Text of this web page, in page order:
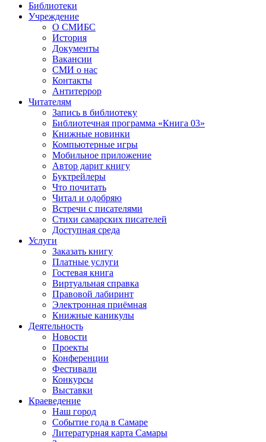
Библиотеки
Учреждение
О СМИБС
История
Документы
Вакансии
СМИ о нас
Контакты
Антитеррор
Читателям
Запись в библиотеку
Библиотечная программа «Книга 03»
Книжные новинки
Компьютерные игры
Мобильное приложение
Автор дарит книгу
Буктрейлеры
Что почитать
Читал и одобряю
Встречи с писателями
Стихи самарских писателей
Доступная среда
Услуги
Заказать книгу
Платные услуги
Гостевая книга
Виртуальная справка
Правовой лабиринт
Электронная приёмная
Книжные каникулы
Деятельность
Новости
Проекты
Конференции
Фестивали
Конкурсы
Выставки
Краеведение
Наш город
Событие года в Самаре
Литературная карта Самары